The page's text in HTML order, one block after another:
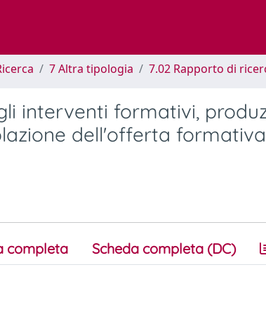
7 Altra tipologia 7.02 Rapporto di
interventi formativi,
dell'offerta
completa Scheda completa (DC)